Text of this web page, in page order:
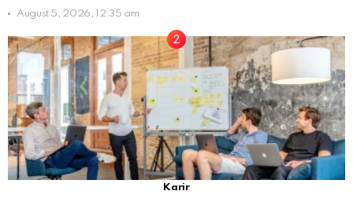
August 5, 2026, 12:35 am
Karir